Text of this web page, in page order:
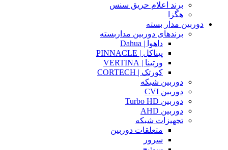
برند اعلام حریق سنس
هگزا
دوربین مدار بسته
برندهای دوربین مداربسته
داهوا | Dahua
پیناکل | PINNACLE
ورتینا | VERTINA
کورتک | CORTECH
دوربین شبکه
دوربین CVI
دوربین Turbo HD
دوربین AHD
تجهیزات شبکه
متعلقات دوربین
سرور